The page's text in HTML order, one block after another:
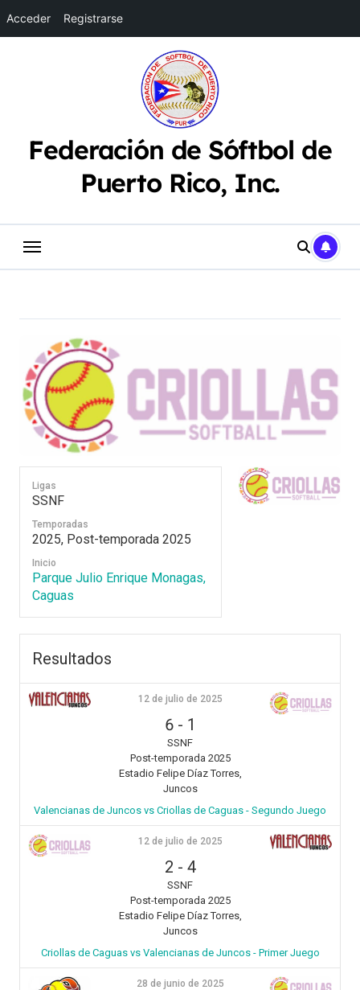
Acceder Registrarse
Federación de Sóftbol de
Puerto Rico, Inc.
Ligas
SSNF
Temporadas
2025, Post-temporada 2025
Inicio
Parque Julio Enrique Monagas,
Caguas
Resultados
12 de julio de 2025
6- 1
SSNF
Post-temporada 2025
Estadio Felipe Díaz Torres,
Juncos
Valencianas de Juncos vs Criollas de Caguas - Segundo Juego
12 de julio de 2025
2 - 4
SSNF
Post-temporada 2025
Estadio Felipe Díaz Torres,
Juncos
Criollas de Caguas vs Valencianas de Juncos - Primer Juego
28 de junio de 2025